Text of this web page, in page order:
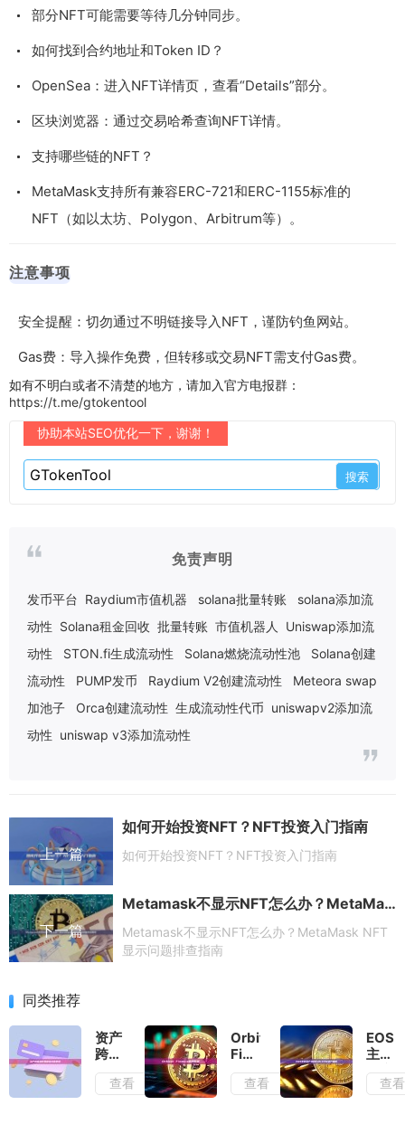
部分NFT可能需要等待几分钟同步。
如何找到合约地址和Token ID？
OpenSea：进入NFT详情页，查看“Details”部分。
区块浏览器：通过交易哈希查询NFT详情。
支持哪些链的NFT？
MetaMask支持所有兼容ERC-721和ERC-1155标准的
NFT（如以太坊、Polygon、Arbitrum等）。
注意事项
安全提醒：切勿通过不明链接导入NFT，谨防钓鱼网站。
Gas费：导入操作免费，但转移或交易NFT需支付Gas费。
如有不明白或者不清楚的地方，请加入官方电报群：
https://t.me/gtokentool
协助本站SEO优化一下，谢谢！
免责声明
发币平台 Raydium市值机器 solana批量转账
solana添加流
动性 Solana租金回收 批量转账 市值机器人
Uniswap添加流
动性
STON.fi生成流动性 Solana燃烧流动性池
Solana创建
流动性
PUMP发币 Raydium V2创建流动性
Meteora swap
加池子
Orca创建流动性 生成流动性代币 uniswapv2添加流
动性 uniswap v3添加流动性
上一篇
如何开始投资NFT？NFT投资入门指南
如何开始投资NFT？NFT投资入门指南
下一篇
Metamask不显示NFT怎么办？MetaMask NFT显示问题排查指南
Metamask不显示NFT怎么办？MetaMask NFT
显示问题排查指南
同类推荐
资产
跨链
操作
教程
查看
Orbiter
Finance
使用
教程
查看
EOS
主网
资产
兑换
查看